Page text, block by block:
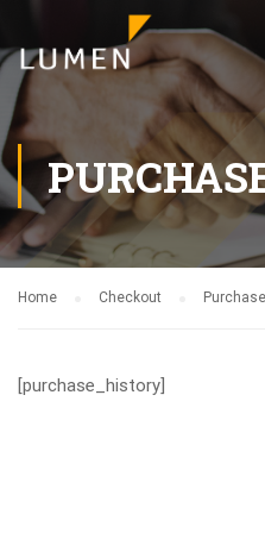
Home Checkout
[purchase_history]